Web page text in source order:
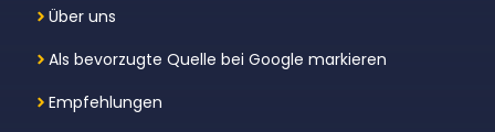
Über uns
Als bevorzugte Quelle bei Google markieren
Empfehlungen